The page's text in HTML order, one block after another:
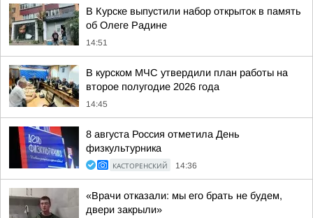
В Курске выпустили набор открыток в память
об Олеге Радине
14:51
В курском МЧС утвердили план работы на
второе полугодие 2026 года
14:45
8 августа Россия отметила День
физкультурника
КАСТОРЕНСКИЙ 14:36
«Врачи отказали: мы его брать не будем,
двери закрыли»